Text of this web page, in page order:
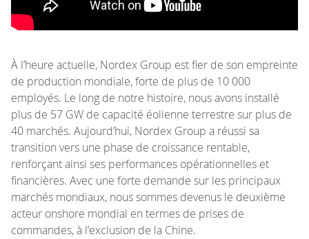
À l’heure actuelle, Nordex Group est fier de son empreinte
de production mondiale, forte de plus de 10 000
employés. Le long de notre histoire, nous avons installé
plus de 57 GW de capacité éolienne terrestre sur plus de
40 marchés. Aujourd’hui, Nordex Group a réussi sa
transition vers une phase de croissance rentable,
renforçant ainsi ses performances opérationnelles et
financières. Avec une forte demande sur les principaux
marchés mondiaux, nous sommes devenus le deuxième
acteur onshore mondial en termes de prises de
commandes, à l’exclusion de la Chine.